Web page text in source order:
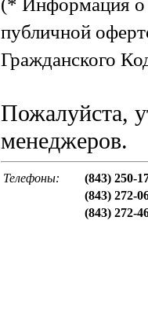
публичной
Гражданского
Пожалуйста,
менеджеров.
Телефоны:
(843) 250-
(843) 272-
(843) 272-